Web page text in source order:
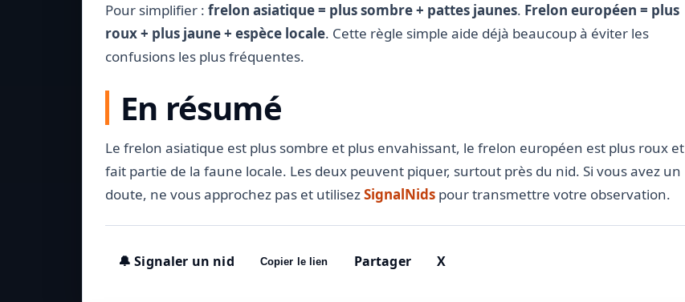
Pour simplifier : frelon asiatique = plus sombre + pattes jaunes. Frelon européen = plus
roux + plus jaune + espèce locale. Cette règle simple aide déjà beaucoup à éviter les
confusions les plus fréquentes.
En résumé
Le frelon asiatique est plus sombre et plus envahissant, le frelon européen est plus roux et
fait partie de la faune locale. Les deux peuvent piquer, surtout près du nid. Si vous avez un
doute, ne vous approchez pas et utilisezSignalNids pour transmettre votre observation.
🔔 Signaler un nid Copier le lien Partager X